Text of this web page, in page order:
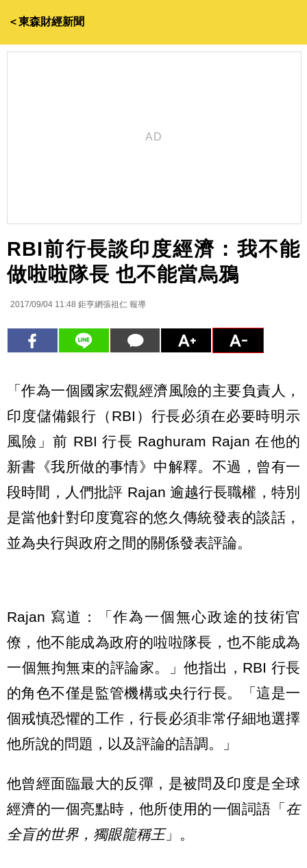
＜東森財經新聞
RBI前行長談印度經濟：我不能
做啦啦隊長 也不能當烏鴉
2017/09/04 11:48 鉅亨網張祖仁 報導
「作為一個國家宏觀經濟風險的主要負責人，
印度儲備銀行（RBI）行長必須在必要時明示
風險」前 RBI 行長 Raghuram Rajan 在他的
新書《我所做的事情》中解釋。不過，曾有一
段時間，人們批評 Rajan 逾越行長職權，特別
是當他針對印度寬容的悠久傳統發表的談話，
並為央行與政府之間的關係發表評論。
Rajan 寫道：「作為一個無心政途的技術官
僚，他不能成為政府的啦啦隊長，也不能成為
一個無拘無束的評論家。」他指出，RBI 行長
的角色不僅是監管機構或央行行長。「這是一
個戒慎恐懼的工作，行長必須非常仔細地選擇
他所說的問題，以及評論的語調。」
他曾經面臨最大的反彈，是被問及印度是全球
經濟的一個亮點時，他所使用的一個詞語「 在
全盲的世界，獨眼龍稱王」。